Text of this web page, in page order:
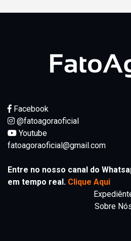
Facebook
@fatoagoraoficial
Youtube
fatoagoraoficial@gmail.com
Entre no nosso canal do
em tempo real. Clique Aqui
Sobre